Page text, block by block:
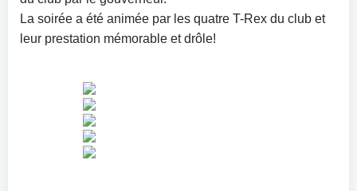
La soirée a été animée par les quatre T-Rex du club et
leur prestation mémorable et drôle!